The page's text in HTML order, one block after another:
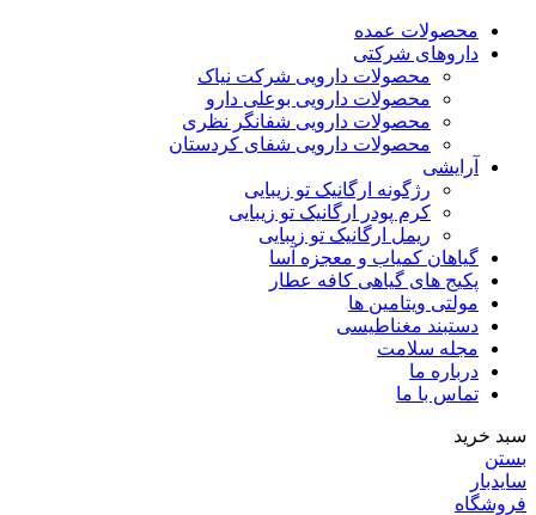
محصولات عمده
داروهای شرکتی
محصولات دارویی شرکت نیاک
محصولات دارویی بوعلی دارو
محصولات دارویی شفانگر نظری
محصولات دارویی شفای کردستان
آرایشی
رژگونه ارگانیک تو زیبایی
کرم پودر ارگانیک تو زیبایی
ریمل ارگانیک تو زیبایی
گیاهان کمیاب و معجزه آسا
پکیج های گیاهی کافه عطار
مولتی ویتامین ها
دستبند مغناطیسی
مجله سلامت
درباره ما
تماس با ما
سبد خرید
بستن
سایدبار
فروشگاه